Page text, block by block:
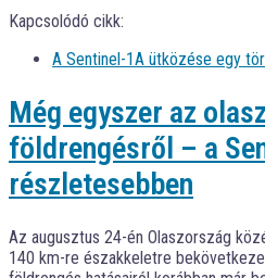
Kapcsolódó cikk:
A Sentinel-1A ütközése egy
Még egyszer az
földrengésről – a
részletesebben
Az augusztus 24-én Olaszország
140 km-re északkeletre